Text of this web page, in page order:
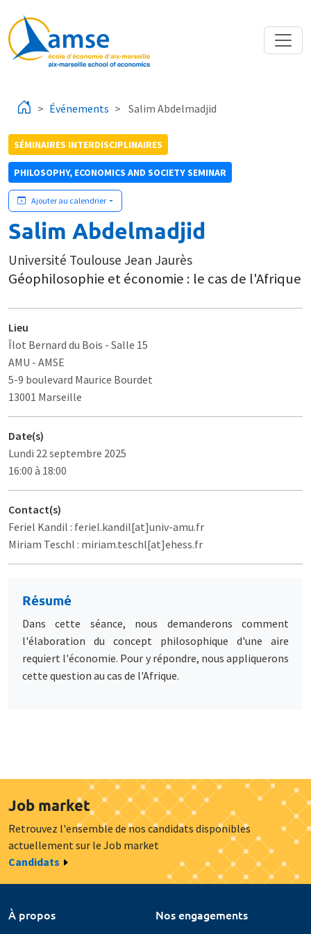
Événements Salim Abdelmadjid
SÉMINAIRES INTERDISCIPLINAIRES
PHILOSOPHY, ECONOMICS AND SOCIETY SEMINAR
Ajouter au calendrier
Salim Abdelmadjid
Université Toulouse Jean Jaurès
Géophilosophie et économie : le cas de l'Afrique
Lieu
Îlot Bernard du Bois - Salle 15
AMU - AMSE
5-9 boulevard Maurice Bourdet
13001 Marseille
Date(s)
Lundi 22 septembre 2025
16:00 à 18:00
Contact(s)
Feriel Kandil : feriel.kandil[at]univ-amu.fr
Miriam Teschl : miriam.teschl[at]ehess.fr
Résumé
Dans cette séance, nous demanderons comment
l'élaboration du concept philosophique d'une aire
requiert l'économie. Pour y répondre, nous appliquerons
cette question au cas de l'Afrique.
Job market
Retrouvez l'ensemble de nos candidats disponibles
actuellement sur le Job market
Candidats
À propos Nos engagements